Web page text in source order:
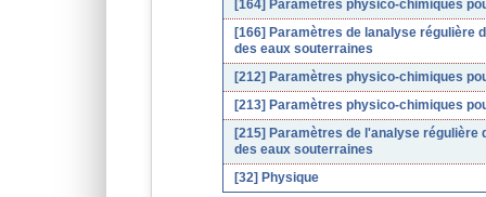
[164] Paramètres physico-chimiques
[166] Paramètres de lanalyse régulière
des eaux souterraines
[212] Paramètres physico-chimiques
[213] Paramètres physico-chimiques
[215] Paramètres de l'analyse
des eaux souterraines
[32] Physique